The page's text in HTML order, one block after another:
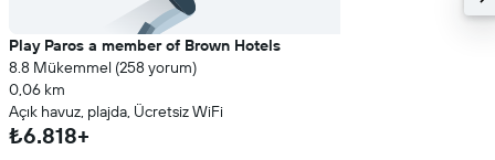
Play Paros a member of Brown Hotels
8.8 Mükemmel (258 yorum)
0,06 km
Açık havuz, plajda, Ücretsiz WiFi
₺6.818+